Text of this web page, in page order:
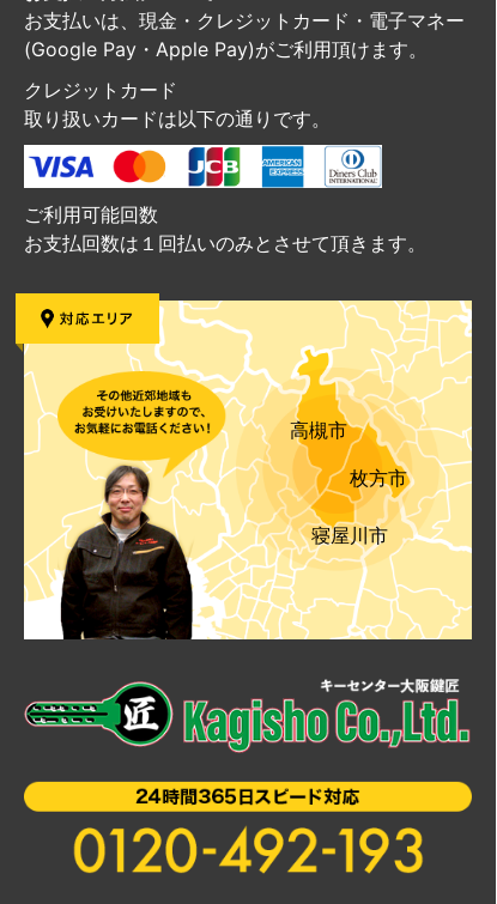
お支払いは、現金・クレジットカード・電子マネー
(Google Pay・Apple Pay)がご利用頂けます。
クレジットカード
取り扱いカードは以下の通りです。
ご利用可能回数
お支払回数は１回払いのみとさせて頂きます。
高槻市
枚方市
寝屋川市